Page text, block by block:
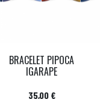
BRACELET PIPOCA
IGARAPE
Prix
35,00 €